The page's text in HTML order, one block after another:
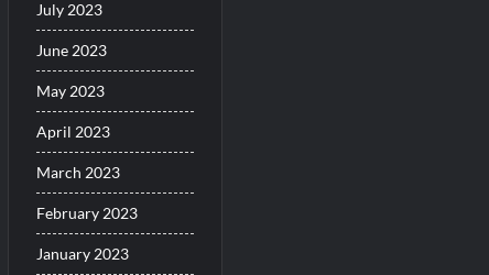
July 2023
June 2023
May 2023
April 2023
March 2023
February 2023
January 2023